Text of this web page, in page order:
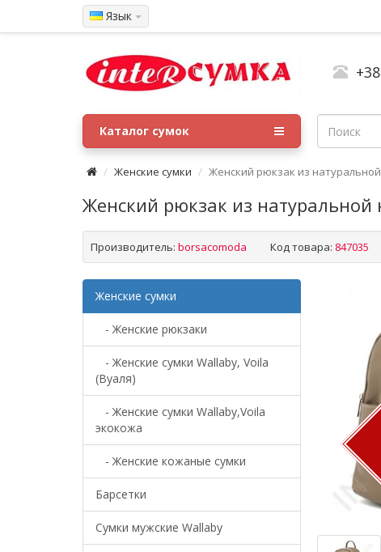
Язык
Каталог сумок
Женские сумки Женский рюкзак из
Женский рюкзак из натуральной
Производитель: borsacomoda Код товара: 847035
Женские сумки
- Женские рюкзаки
- Женские сумки Wallaby, Voila
(Вуаля)
- Женские сумки Wallaby,Voila
экокожа
- Женские кожаные сумки
Барсетки
Cумки мужские Wallaby